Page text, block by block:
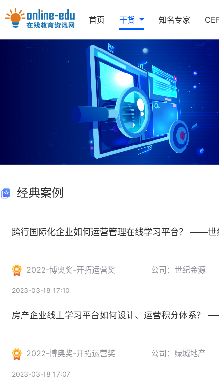
首页 干货 知名专家
经典案例
跨行国际化企业如何运营管理在线学习平台？ ——世
2022-博奥奖-开拓运营奖 公司：世纪金源
2023-03-18 17:10
房产企业线上学习平台如何设计、运营积分体系？
2022-博奥奖-开拓运营奖 公司：绿城地产
2023-03-18 17:07